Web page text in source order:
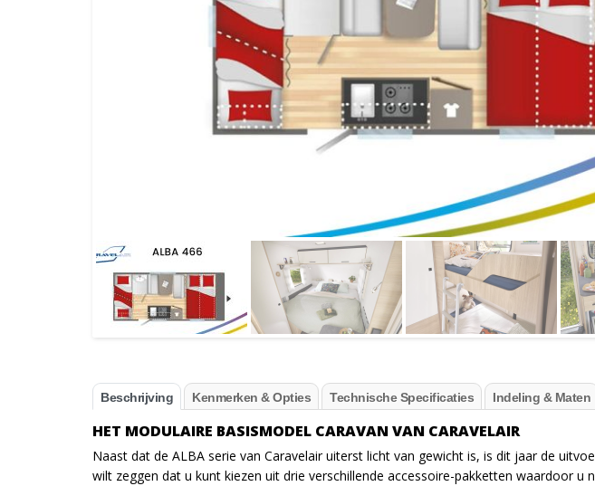
Beschrijving Kenmerken & Opties Technische Specificaties Indeling & Maten
HET MODULAIRE BASISMODEL CARAVAN VAN CARAVELAIR
Naast dat de ALBA serie van Caravelair uiterst licht van gewicht is, is dit jaar de
wilt zeggen dat u kunt kiezen uit drie verschillende accessoire-pakketten waardoor u